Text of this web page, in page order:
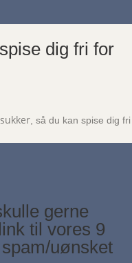
dig fri for
, så du kan spise dig fri
gerne
til vores 9
uønsket